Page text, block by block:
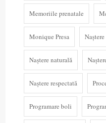
Memoriile prenatale
Monique Presa Naștere
Naștere naturală
Naștere respectată
Programare boli